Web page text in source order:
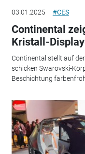
03.01.2025 #CES
Continental
Kristall-
Continental stellt auf
schicken Swarovski-
Beschichtung